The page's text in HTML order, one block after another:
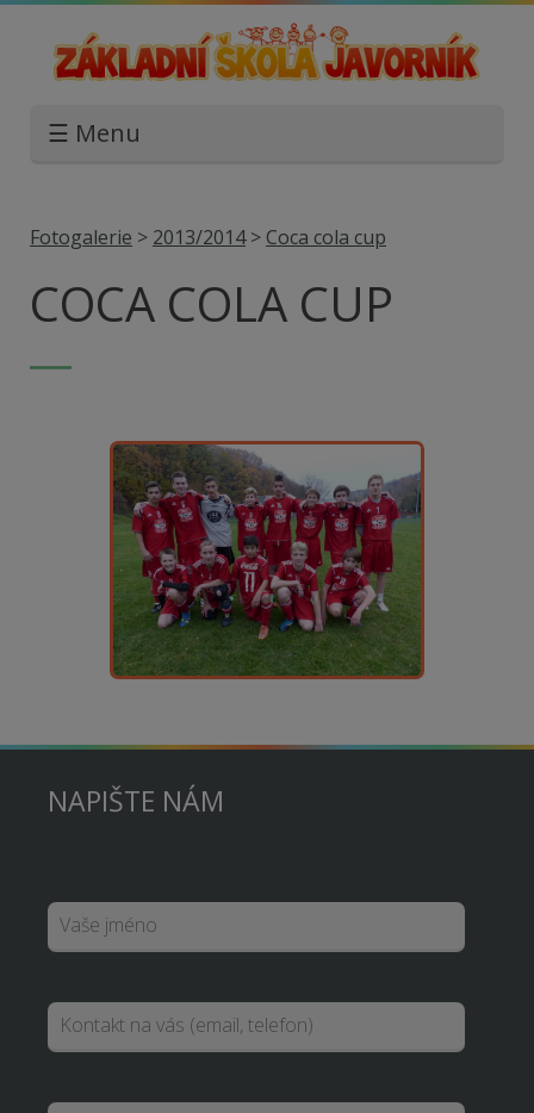
☰ Menu
Fotogalerie > 2013/2014> Coca cola cup
COCA COLA CUP
NAPIŠTE NÁM